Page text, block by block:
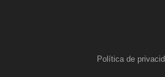
Política de